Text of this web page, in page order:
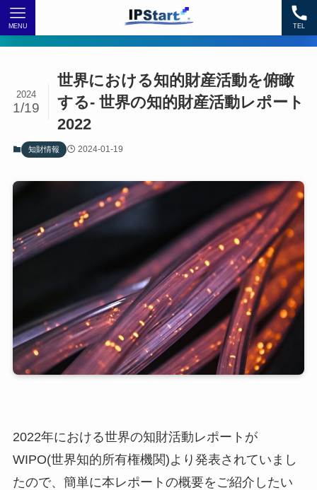
TEL
MENU
世界における知的財産活動を俯瞰
する- 世界の知的財産活動レポート
2022
2024
1/19
知財情報 2024-01-19
2022年における世界の知財活動レポートが
WIPO(世界知的所有権機関)より発表されていまし
たので、簡単に本レポートの概要をご紹介したい